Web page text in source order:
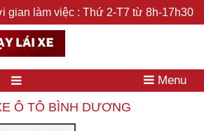
gian làm việc : Thứ 2-T7 từ 8h-17h30
Menu
Ô TÔ BÌNH DƯƠNG